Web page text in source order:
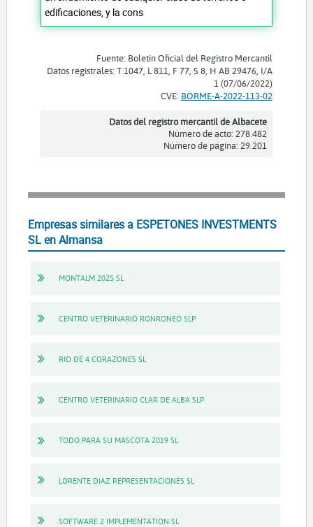
edificaciones, y la cons
Fuente: Boletín Oficial del Registro Mercantil
Datos registrales: T 1047, L 811, F 77, S 8, H AB 29476, I/A
1 (07/06/2022)
CVE: BORME-A-2022-113-02
Datos del registro mercantil de Albacete
Número de acto: 278.482
Número de página: 29.201
Empresas similares a ESPETONES INVESTMENTS
SL en Almansa
MONTALM 2025 SL
CENTRO VETERINARIO RONRONEO SLP
RIO DE 4 CORAZONES SL
CENTRO VETERINARIO CLAR DE ALBA SLP
TODO PARA SU MASCOTA 2019 SL
LORENTE DIAZ REPRESENTACIONES SL
SOFTWARE 2 IMPLEMENTATION SL